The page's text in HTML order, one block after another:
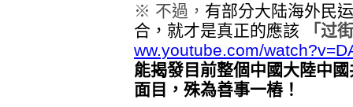
※ 不過， 有部分大陆海外民运
合，就才是真正的應該
「过
ww.youtube.com/
能揭發目前整個中國大陸中
面目，殊為善事一樁！